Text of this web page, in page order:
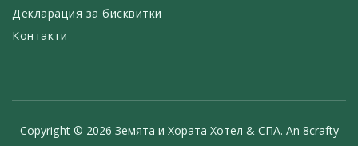
Декларация за бисквитки
Контакти
Copyright © 2026 Земята и Хората Хотел & СПА. An 8crafty